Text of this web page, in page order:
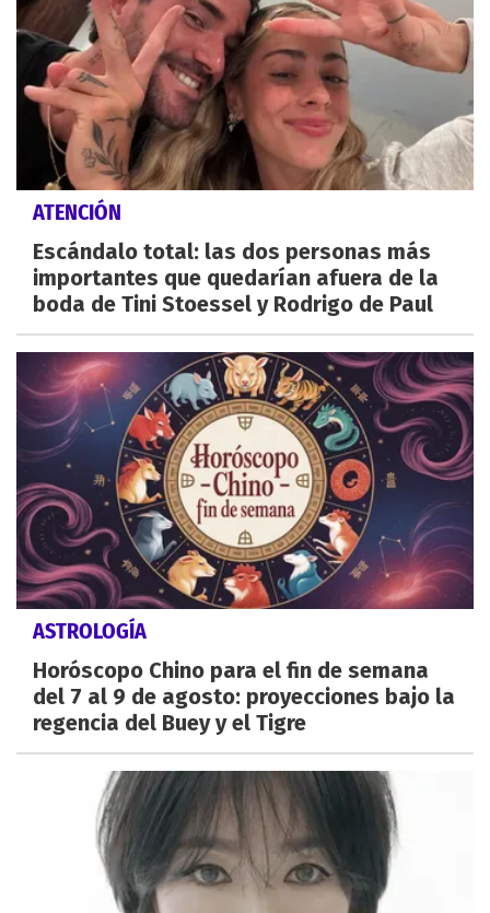
ATENCIÓN
Escándalo total: las dos personas más
importantes que quedarían afuera de la
boda de Tini Stoessel y Rodrigo de Paul
ASTROLOGÍA
Horóscopo Chino para el fin de semana
del 7 al 9 de agosto: proyecciones bajo la
regencia del Buey y el Tigre